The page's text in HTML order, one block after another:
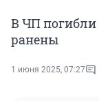
В ЧП погибли
ранены
1 июня 2025, 07:27